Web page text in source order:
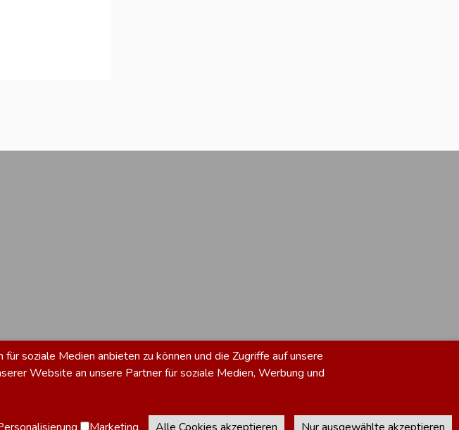
soziale Medien anbieten zu können und die Zugriffe auf unsere
Website an unsere Partner für soziale Medien, Werbung und